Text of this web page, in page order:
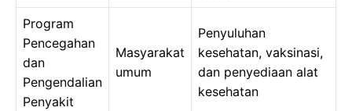
Program
Pencegahan
dan
Pengendalian
Penyakit
Masyarakat
umum
Penyuluhan
kesehatan, vaksinasi,
dan penyediaan alat
kesehatan